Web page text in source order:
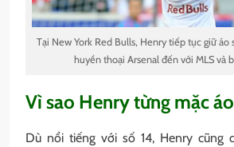
Tại New York Red Bulls, Henry tiếp tục giữ áo
huyền thoại Arsenal đến với MLS và
Vì sao Henry từng mặc
Dù nổi tiếng với số 14, Henry cũng